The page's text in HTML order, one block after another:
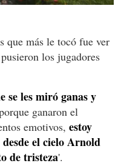
que más le tocó fue ver
los jugadores
se les miró ganas y
ganaron el
emotivos, estoy
el cielo Arnold
de tristeza'.